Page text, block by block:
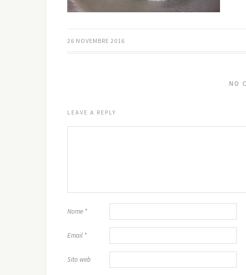
26 NOVEMBRE 2016
NO
LEAVE A REPLY
Nome *
Email *
Sito web